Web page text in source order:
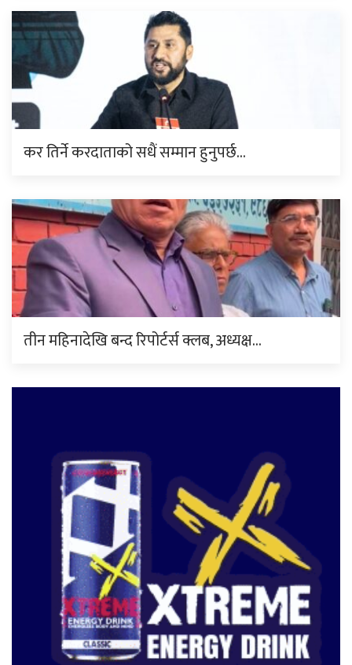
कर तिर्ने करदाताको सधैं सम्मान हुनुपर्छ…
तीन महिनादेखि बन्द रिपोर्टर्स क्लब, अध्यक्ष…